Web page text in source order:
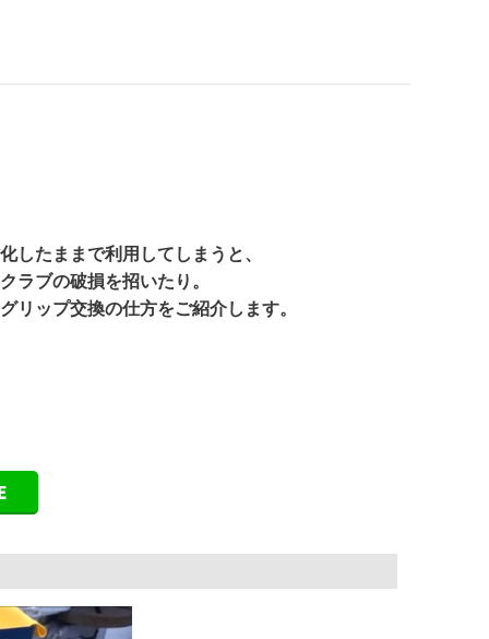
したままで利用してしまうと、
ラブの破損を招いたり。
リップ交換の仕方をご紹介します。